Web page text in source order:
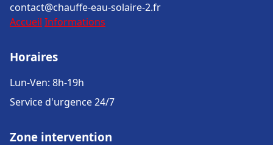
contact@chauffe-eau-solaire-2.fr
Accueil Informations
Horaires
Lun-Ven: 8h-19h
Service d'urgence 24/7
Zone intervention